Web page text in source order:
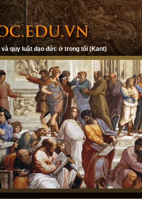
quy luật đạo đức ở trong tôi (Kant)